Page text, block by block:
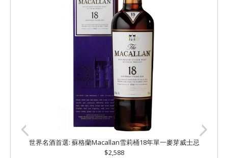
世界名酒首選: 蘇格蘭Macallan雪莉桶18年單一麥芽威士忌
$2,588